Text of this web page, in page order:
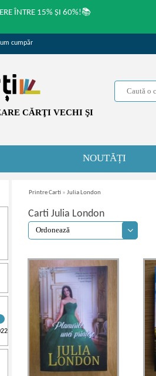
ÎNTRE 15% ȘI 60%!📚
cumpăr
CĂRŢI VECHI ŞI
NOUTĂȚI
Printre Carti » Julia London
Carti Julia London